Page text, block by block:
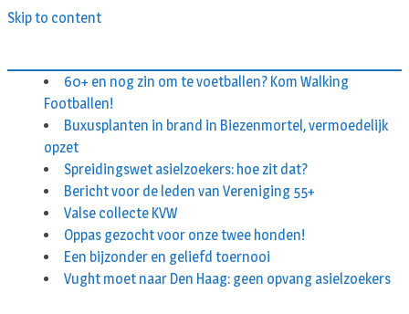
Skip to content
60+ en nog zin om te voetballen? Kom Walking
Footballen!
Buxusplanten in brand in Biezenmortel, vermoedelijk
opzet
Spreidingswet asielzoekers: hoe zit dat?
Bericht voor de leden van Vereniging 55+
Valse collecte KVW
Oppas gezocht voor onze twee honden!
Een bijzonder en geliefd toernooi
Vught moet naar Den Haag: geen opvang asielzoekers